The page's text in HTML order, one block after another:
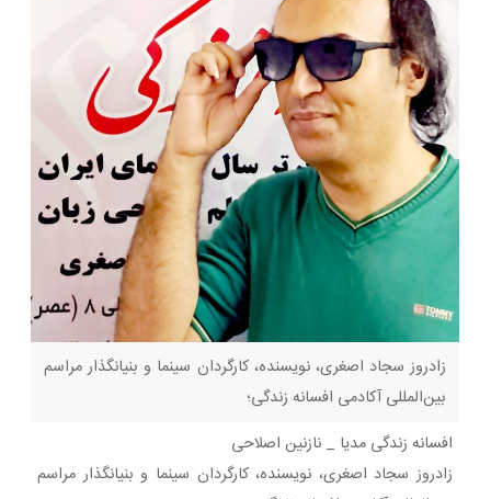
زادروز سجاد اصغری، نویسنده، کارگردان سینما و بنیانگذار مراسم
بین‌المللی آکادمی افسانه زندگی؛
افسانه زندگی مدیا _ نازنین اصلاحی
زادروز سجاد اصغری، نویسنده، کارگردان سینما و بنیانگذار مراسم